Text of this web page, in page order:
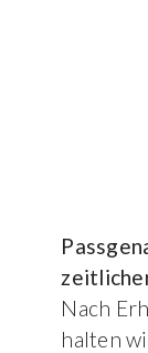
Nach
halten